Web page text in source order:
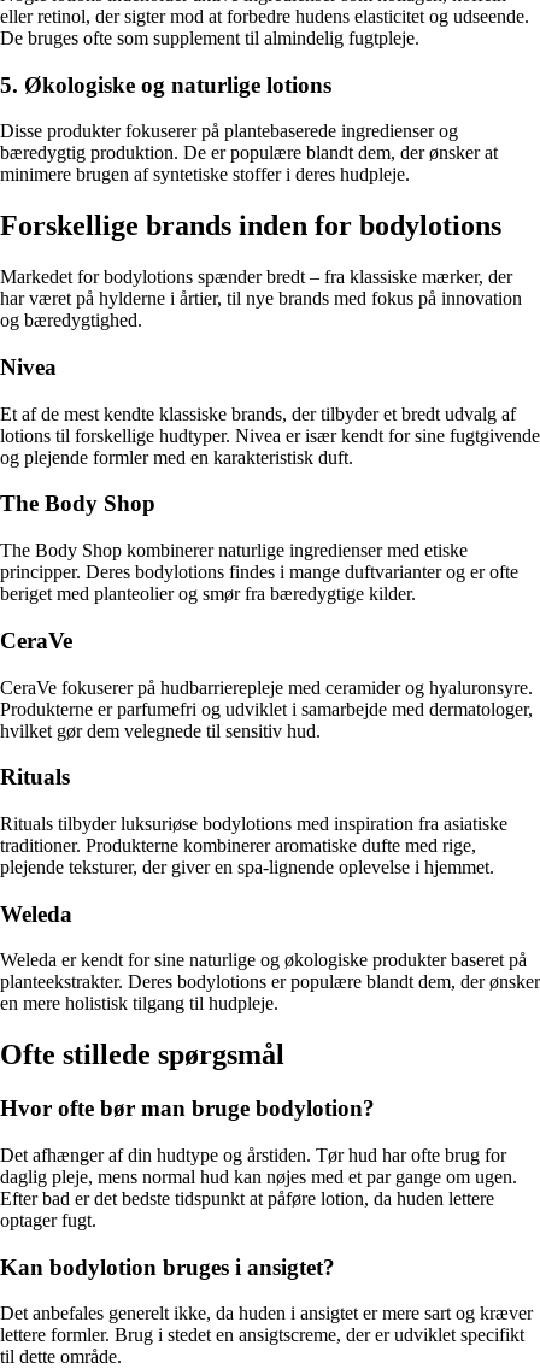
eller retinol, der sigter mod at forbedre hudens elasticitet og udseende.
De bruges ofte som supplement til almindelig fugtpleje.
5. Økologiske og naturlige lotions
Disse produkter fokuserer på plantebaserede ingredienser og
bæredygtig produktion. De er populære blandt dem, der ønsker at
minimere brugen af syntetiske stoffer i deres hudpleje.
Forskellige brands inden for bodylotions
Markedet for bodylotions spænder bredt – fra klassiske mærker, der
har været på hylderne i årtier, til nye brands med fokus på innovation
og bæredygtighed.
Nivea
Et af de mest kendte klassiske brands, der tilbyder et bredt udvalg af
lotions til forskellige hudtyper. Nivea er især kendt for sine fugtgivende
og plejende formler med en karakteristisk duft.
The Body Shop
The Body Shop kombinerer naturlige ingredienser med etiske
principper. Deres bodylotions findes i mange duftvarianter og er ofte
beriget med planteolier og smør fra bæredygtige kilder.
CeraVe
CeraVe fokuserer på hudbarrierepleje med ceramider og hyaluronsyre.
Produkterne er parfumefri og udviklet i samarbejde med dermatologer,
hvilket gør dem velegnede til sensitiv hud.
Rituals
Rituals tilbyder luksuriøse bodylotions med inspiration fra asiatiske
traditioner. Produkterne kombinerer aromatiske dufte med rige,
plejende teksturer, der giver en spa-lignende oplevelse i hjemmet.
Weleda
Weleda er kendt for sine naturlige og økologiske produkter baseret på
planteekstrakter. Deres bodylotions er populære blandt dem, der ønsker
en mere holistisk tilgang til hudpleje.
Ofte stillede spørgsmål
Hvor ofte bør man bruge bodylotion?
Det afhænger af din hudtype og årstiden. Tør hud har ofte brug for
daglig pleje, mens normal hud kan nøjes med et par gange om ugen.
Efter bad er det bedste tidspunkt at påføre lotion, da huden lettere
optager fugt.
Kan bodylotion bruges i ansigtet?
Det anbefales generelt ikke, da huden i ansigtet er mere sart og kræver
lettere formler. Brug i stedet en ansigtscreme, der er udviklet specifikt
til dette område.